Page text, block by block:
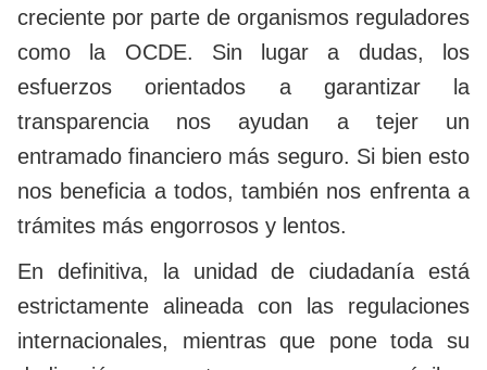
creciente por parte de organismos reguladores
como la OCDE. Sin lugar a dudas, los
esfuerzos orientados a garantizar la
transparencia nos ayudan a tejer un
entramado financiero más seguro. Si bien esto
nos beneficia a todos, también nos enfrenta a
trámites más engorrosos y lentos.
En definitiva, la unidad de ciudadanía está
estrictamente alineada con las regulaciones
internacionales, mientras que pone toda su